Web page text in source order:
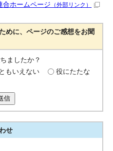
合ホームページ （外部リンク）
めに、ページのご感想をお聞
ましたか？
もいえない
役にたたな
信
せ